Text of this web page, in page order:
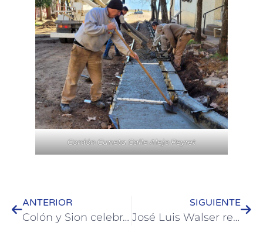
Cordón Cuneta Calle Alejo Peyret
ANTERIOR
Colón y Sion celebraron en Suiza los 20 años de su hermanamiento
SIGUIENTE
José Luis Walser recorrió las obras del Hospital San Benjamín: avanza la nueva sala de internación y la Sala Oncológica entra en su etapa final